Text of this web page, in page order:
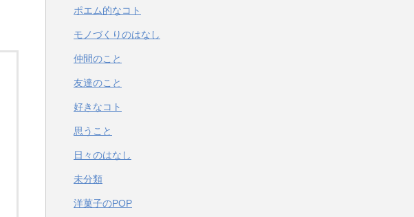
ポエム的なコト
モノづくりのはなし
仲間のこと
友達のこと
好きなコト
思うこと
日々のはなし
未分類
洋菓子のPOP